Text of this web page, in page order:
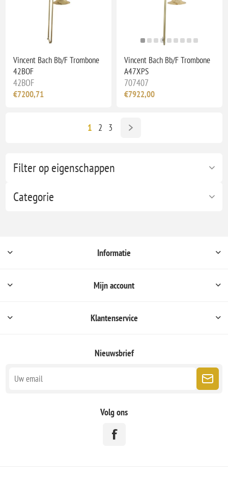
Filter op eigenschappen
Categorie
Vincent Bach Bb/F Trombone
42BOF
42BOF
€7200,71
Vincent Bach Bb/F Trombone
A47XPS
707407
€7922,00
1 2 3
Informatie
Mijn account
Klantenservice
Nieuwsbrief
Volg ons